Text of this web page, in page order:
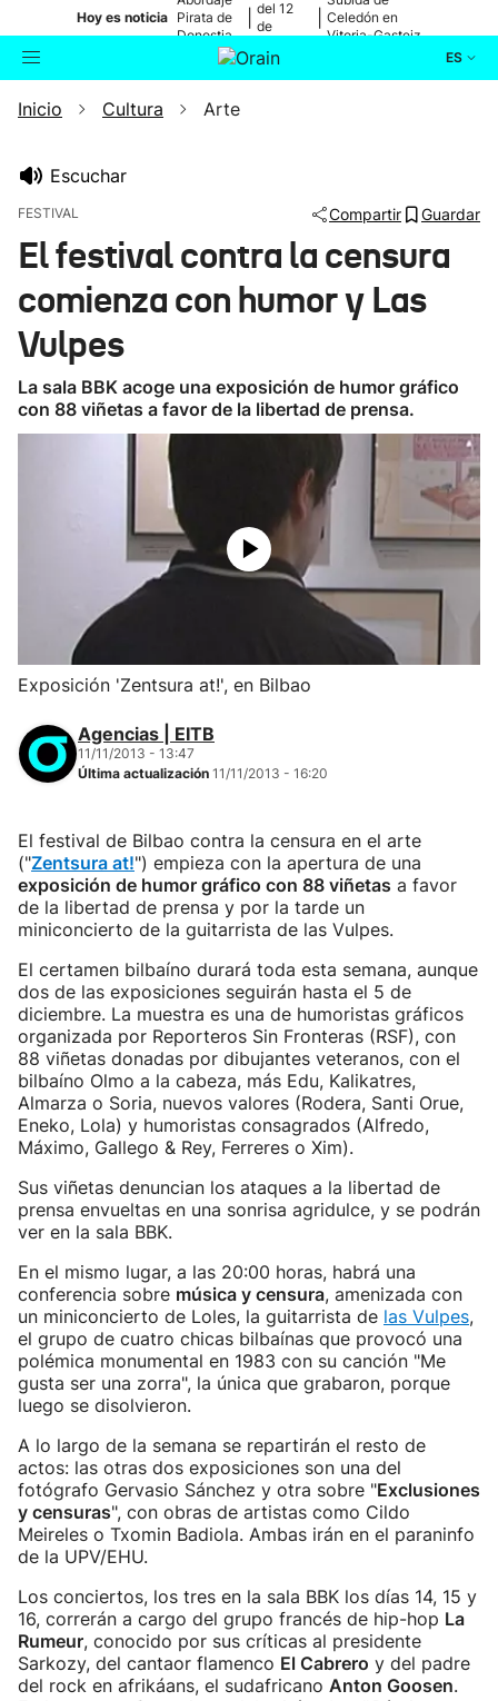
Hoy es noticia Pirata de
Donostia
del 12
de
Celedón en
Vitoria-Gasteiz
ES
Buscador Actualidad
Ikusmiran
Inicio Cultura Arte
Escuchar
FESTIVAL Compartir Guardar
El festival contra la censura
comienza con humor y Las
Vulpes
La sala BBK acoge una exposición de humor gráfico
con 88 viñetas a favor de la libertad de prensa.
Exposición 'Zentsura at!', en Bilbao
Agencias | EITB
11/11/2013 - 13:47
Última actualización 11/11/2013 - 16:20
El festival de Bilbao contra la censura en el arte
("Zentsura at!") empieza con la apertura de una
exposición de humor gráfico con 88 viñetas a favor
de la libertad de prensa y por la tarde un
miniconcierto de la guitarrista de las Vulpes.
El certamen bilbaíno durará toda esta semana, aunque
dos de las exposiciones seguirán hasta el 5 de
diciembre. La muestra es una de humoristas gráficos
organizada por Reporteros Sin Fronteras (RSF), con
88 viñetas donadas por dibujantes veteranos, con el
bilbaíno Olmo a la cabeza, más Edu, Kalikatres,
Almarza o Soria, nuevos valores (Rodera, Santi Orue,
Eneko, Lola) y humoristas consagrados (Alfredo,
Máximo, Gallego & Rey, Ferreres o Xim).
Sus viñetas denuncian los ataques a la libertad de
prensa envueltas en una sonrisa agridulce, y se podrán
ver en la sala BBK.
En el mismo lugar, a las 20:00 horas, habrá una
conferencia sobre música y censura, amenizada con
un miniconcierto de Loles, la guitarrista de las Vulpes,
el grupo de cuatro chicas bilbaínas que provocó una
polémica monumental en 1983 con su canción "Me
gusta ser una zorra", la única que grabaron, porque
luego se disolvieron.
A lo largo de la semana se repartirán el resto de
actos: las otras dos exposiciones son una del
fotógrafo Gervasio Sánchez y otra sobre "Exclusiones
y censuras", con obras de artistas como Cildo
Meireles o Txomin Badiola. Ambas irán en el paraninfo
de la UPV/EHU.
Los conciertos, los tres en la sala BBK los días 14, 15 y
16, correrán a cargo del grupo francés de hip-hop La
Rumeur, conocido por sus críticas al presidente
Sarkozy, del cantaor flamenco El Cabrero y del padre
del rock en afrikáans, el sudafricano Anton Goosen.